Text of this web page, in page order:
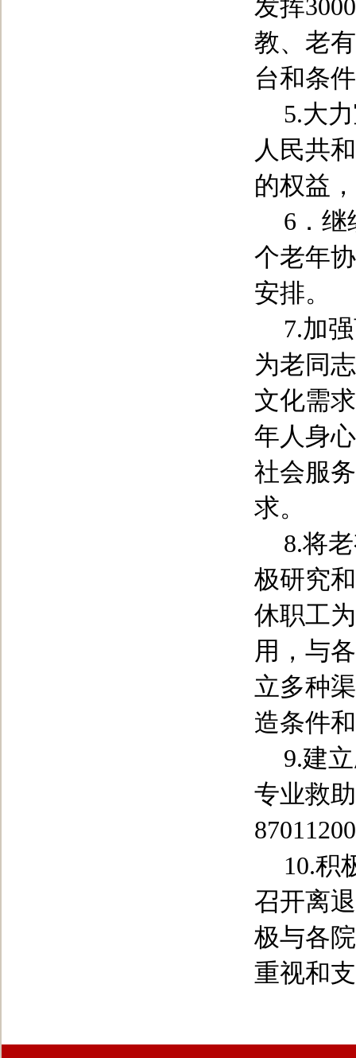
发挥3000
教、老
台和条
5.大
人民共
的权益
6 ．
个老年
安排。
7.加
为老同
文化需
年人身
社会服
求。
8.将
极研究
休职工
用，与
立多种
造条件
9.建
专业救
87011200
10.积
召开离
极与各
重视和